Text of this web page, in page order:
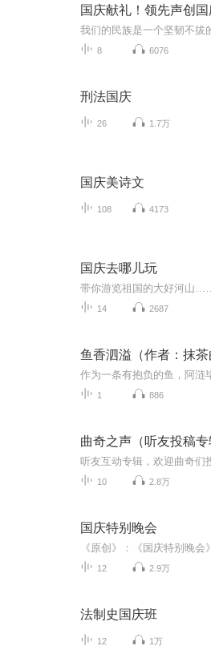
国庆献礼！领先声创
8 6076
刑法国庆
26 1.7万
国庆美诗文
108 4173
国庆去哪儿玩
带你游览祖国的大好河山……
14 2687
鱼香泗溢（作者：抹茶
1 886
曲奇之声（听友投稿专
听友互动专辑，欢迎曲奇们
10 2.8万
国庆特别晚会
12 2.9万
法制史国庆班
12 1万